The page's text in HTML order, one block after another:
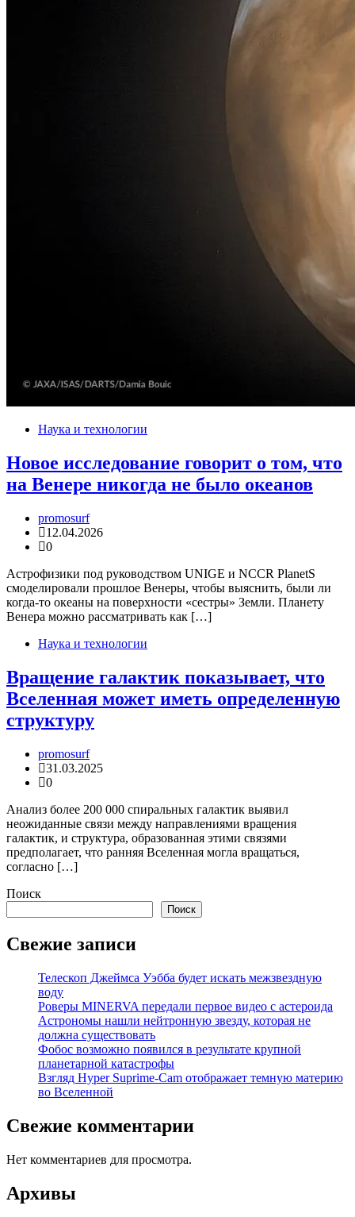
Наука и технологии
Новое исследование говорит о том, что
на Венере никогда не было океанов
promosurf
12.04.2026
0
Астрофизики под руководством UNIGE и NCCR PlanetS
смоделировали прошлое Венеры, чтобы выяснить, были ли
когда-то океаны на поверхности «сестры» Земли. Планету
Венера можно рассматривать как […]
Наука и технологии
Вращение галактик показывает, что
Вселенная может иметь определенную
структуру
promosurf
31.03.2025
0
Анализ более 200 000 спиральных галактик выявил
неожиданные связи между направлениями вращения
галактик, и структура, образованная этими связями
предполагает, что ранняя Вселенная могла вращаться,
согласно […]
Поиск
Поиск
Свежие записи
Телескоп Джеймса Уэбба будет искать межзвездную
воду
Роверы MINERVA передали первое видео с астероида
Астрономы нашли нейтронную звезду, которая не
должна существовать
Фобос возможно появился в результате крупной
планетарной катастрофы
Взгляд Hyper Suprime-Cam отображает темную материю
во Вселенной
Свежие комментарии
Нет комментариев для просмотра.
Архивы